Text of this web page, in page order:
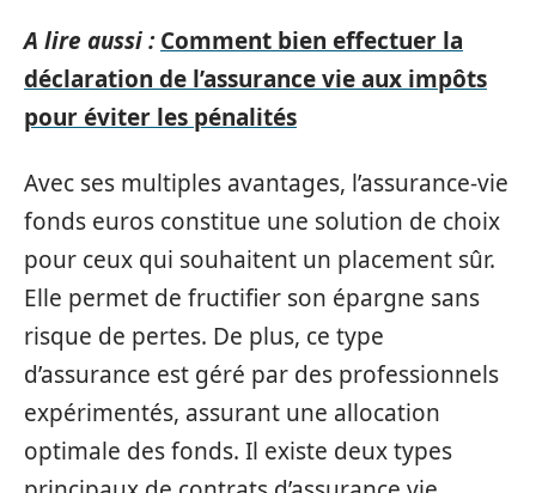
A lire aussi : Comment bien effectuer la
déclaration de l’assurance vie aux impôts
pour éviter les pénalités
Avec ses multiples avantages, l’assurance-vie
fonds euros constitue une solution de choix
pour ceux qui souhaitent un placement sûr.
Elle permet de fructifier son épargne sans
risque de pertes. De plus, ce type
d’assurance est géré par des professionnels
expérimentés, assurant une allocation
optimale des fonds. Il existe deux types